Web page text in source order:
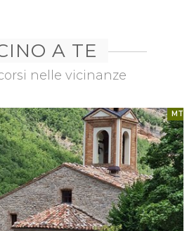
A TE
nelle vicinanze
MTB